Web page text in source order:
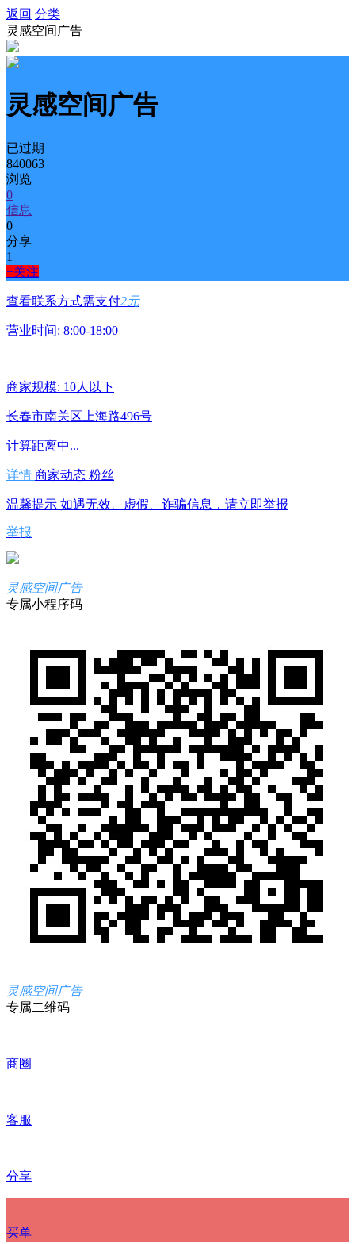
返回 分类
灵感空间广告
灵感空间广告
已过期
840063
浏览
0
信息
0
分享
1
+关注
查看联系方式需支付2元
营业时间: 8:00-18:00
商家规模: 10人以下
长春市南关区上海路496号
计算距离中...
详情 商家动态 粉丝
温馨提示 如遇无效、虚假、诈骗信息，请立即举报
举报
灵感空间广告
专属小程序码
灵感空间广告
专属二维码
商圈
客服
分享
买单